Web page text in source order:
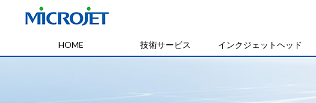
HOME 技術サービス インクジェットヘッド